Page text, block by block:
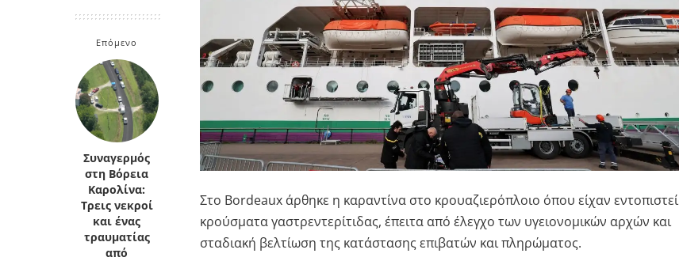
Κρήτη
Κυκλάδες
Πελοπόννησος
Πελοπόννησος
Επόμενο
Συναγερμός
στη Βόρεια
Καρολίνα:
Τρεις νεκροί
και ένας
τραυματίας
από
Στο Bordeaux άρθηκε η καραντίνα στο κρουαζιερόπλοιο όπου είχαν εντοπιστεί
κρούσματα γαστρεντερίτιδας, έπειτα από έλεγχο των υγειονομικών αρχών και
σταδιακή βελτίωση της κατάστασης επιβατών και πληρώματος.